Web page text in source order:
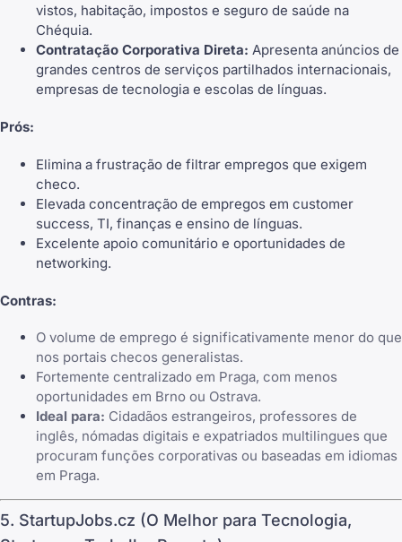
vistos, habitação, impostos e seguro de saúde na
Chéquia.
Contratação Corporativa Direta: Apresenta anúncios de
grandes centros de serviços partilhados internacionais,
empresas de tecnologia e escolas de línguas.
Prós:
Elimina a frustração de filtrar empregos que exigem
checo.
Elevada concentração de empregos em customer
success, TI, finanças e ensino de línguas.
Excelente apoio comunitário e oportunidades de
networking.
Contras:
O volume de emprego é significativamente menor do que
nos portais checos generalistas.
Fortemente centralizado em Praga, com menos
oportunidades em Brno ou Ostrava.
Ideal para: Cidadãos estrangeiros, professores de
inglês, nómadas digitais e expatriados multilingues que
procuram funções corporativas ou baseadas em idiomas
em Praga.
5. StartupJobs.cz (O Melhor para Tecnologia,